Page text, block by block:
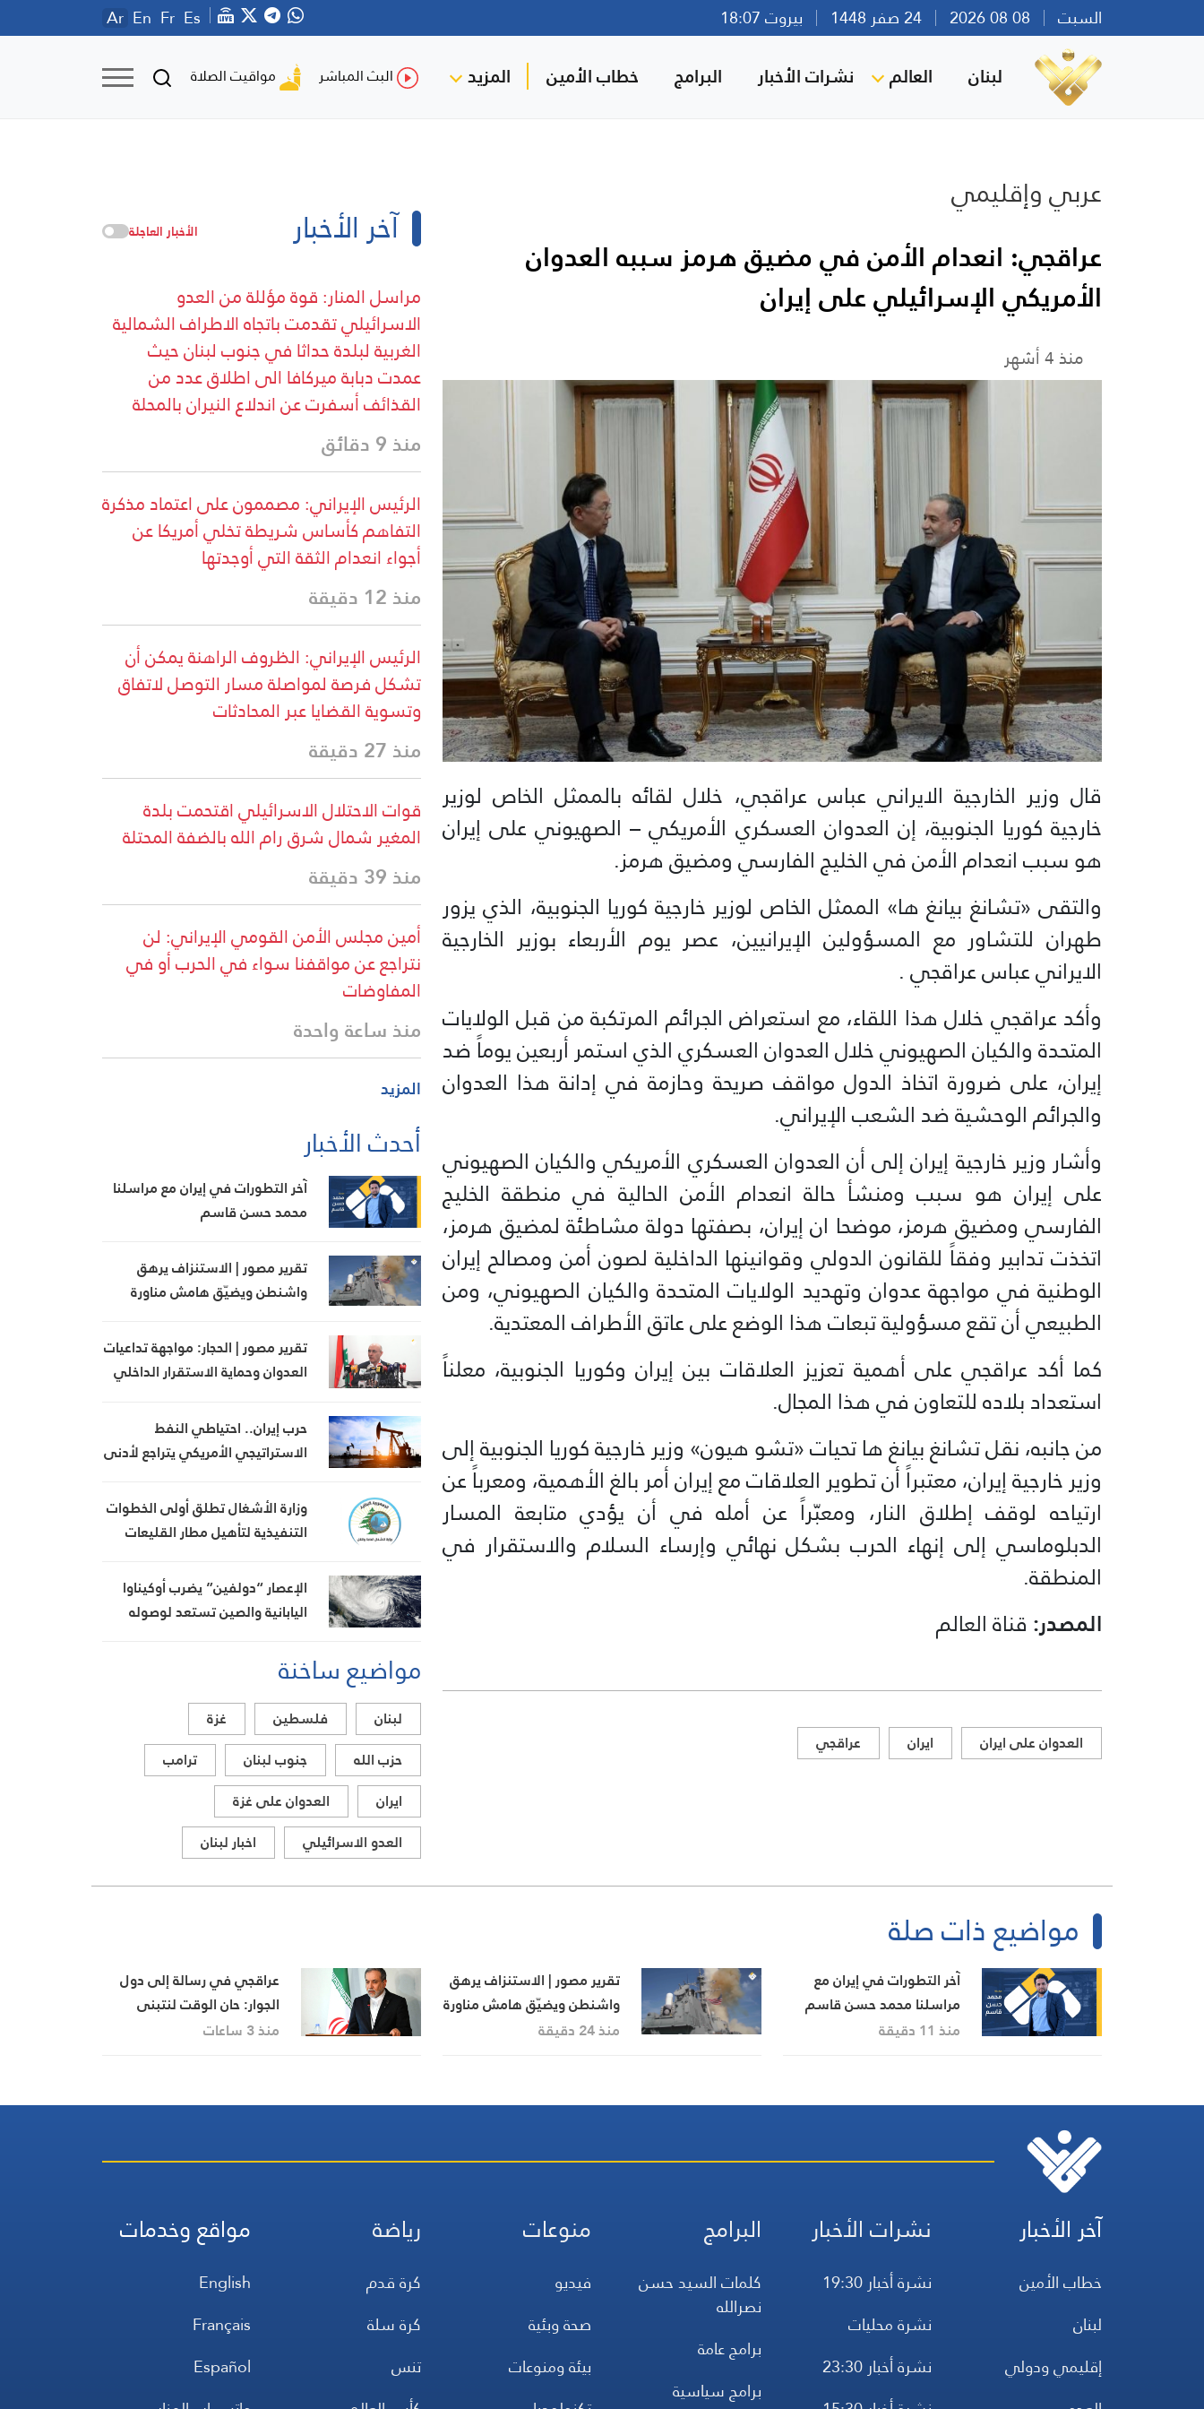
السبت بيروت 18:07 Ar En Fr Es
لبنان العالم نشرات الأخبار البرامج خطاب الأمين المزيد البث المباشر مواقيت الصلاة
عربي وإقليمي
عراقجي: انعدام الأمن في مضيق هرمز سببه العدوان
الأمريكي الإسرائيلي على إيران
منذ 4 أشهر
قال وزير الخارجية الايراني عباس عراقجي، خلال لقائه بالممثل الخاص لوزير
خارجية كوريا الجنوبية، إن العدوان العسكري الأمريكي – الصهيوني على إيران
هو سبب انعدام الأمن في الخليج الفارسي ومضيق هرمز.
والتقى «تشانغ بيانغ ها» الممثل الخاص لوزير خارجية كوريا الجنوبية، الذي يزور
طهران للتشاور مع المسؤولين الإيرانيين، عصر يوم الأربعاء بوزير الخارجية
الايراني عباس عراقجي .
وأكد عراقجي خلال هذا اللقاء، مع استعراض الجرائم المرتكبة من قبل الولايات
المتحدة والكيان الصهيوني خلال العدوان العسكري الذي استمر أربعين يوماً ضد
إيران، على ضرورة اتخاذ الدول مواقف صريحة وحازمة في إدانة هذا العدوان
والجرائم الوحشية ضد الشعب الإيراني.
وأشار وزير خارجية إيران إلى أن العدوان العسكري الأمريكي والكيان الصهيوني
على إيران هو سبب ومنشأ حالة انعدام الأمن الحالية في منطقة الخليج
الفارسي ومضيق هرمز، موضحا ان إيران، بصفتها دولة مشاطئة لمضيق هرمز،
اتخذت تدابير وفقاً للقانون الدولي وقوانينها الداخلية لصون أمن ومصالح إيران
الوطنية في مواجهة عدوان وتهديد الولايات المتحدة والكيان الصهيوني، ومن
الطبيعي أن تقع مسؤولية تبعات هذا الوضع على عاتق الأطراف المعتدية.
كما أكد عراقجي على أهمية تعزيز العلاقات بين إيران وكوريا الجنوبية، معلناً
استعداد بلاده للتعاون في هذا المجال.
من جانبه، نقل تشانغ بيانغ ها تحيات «تشو هيون» وزير خارجية كوريا الجنوبية إلى
وزير خارجية إيران، معتبراً أن تطوير العلاقات مع إيران أمر بالغ الأهمية، ومعرباً عن
ارتياحه لوقف إطلاق النار، ومعبّراً عن أمله في أن يؤدي متابعة المسار
الدبلوماسي إلى إنهاء الحرب بشكل نهائي وإرساء السلام والاستقرار في
المنطقة.
المصدر: قناة العالم
العدوان على ايران ايران عراقجي
آخر الأخبار الأخبار العاجلة
مراسل المنار: قوة مؤللة من العدو
الاسرائيلي تقدمت باتجاه الاطراف الشمالية
الغربية لبلدة حداثا في جنوب لبنان حيث
عمدت دبابة ميركافا الى اطلاق عدد من
القذائف أسفرت عن اندلاع النيران بالمحلة
منذ 9 دقائق
الرئيس الإيراني: مصممون على اعتماد مذكرة
التفاهم كأساس شريطة تخلي أمريكا عن
أجواء انعدام الثقة التي أوجدتها
منذ 12 دقيقة
الرئيس الإيراني: الظروف الراهنة يمكن أن
تشكل فرصة لمواصلة مسار التوصل لاتفاق
وتسوية القضايا عبر المحادثات
منذ 27 دقيقة
قوات الاحتلال الاسرائيلي اقتحمت بلدة
المغير شمال شرق رام الله بالضفة المحتلة
منذ 39 دقيقة
أمين مجلس الأمن القومي الإيراني: لن
نتراجع عن مواقفنا سواء في الحرب أو في
المفاوضات
منذ ساعة واحدة
المزيد
أحدث الأخبار
آخر التطورات في إيران مع مراسلنا
محمد حسن قاسم
تقرير مصور | الاستنزاف يرهق
واشنطن ويضيّق هامش مناورة
تقرير مصور | الحجار: مواجهة تداعيات
العدوان وحماية الاستقرار الداخلي
حرب إيران.. احتياطي النفط
الاستراتيجي الأمريكي يتراجع لأدنى
وزارة الأشغال تطلق أولى الخطوات
التنفيذية لتأهيل مطار القليعات
الإعصار “دولفين” يضرب أوكيناوا
اليابانية والصين تستعد لوصوله
مواضيع ساخنة
لبنان فلسطين
غزة
حزب الله
جنوب لبنان
ترامب
ايران
العدوان على غزة
العدو الاسرائيلي
اخبار لبنان
مواضيع ذات صلة
آخر التطورات في إيران مع
مراسلنا محمد حسن قاسم
منذ 11 دقيقة
تقرير مصور | الاستنزاف يرهق
واشنطن ويضيّق هامش مناورة
ترامب
منذ 24 دقيقة
عراقجي في رسالة إلى دول
الجوار: حان الوقت لنتبنى
الأخوة الحقيقية
منذ 3 ساعات
آخر الأخبار
خطاب الأمين
لبنان
إقليمي ودولي
نشرات الأخبار
نشرة أخبار 19:30
نشرة محليات
نشرة أخبار 23:30
البرامج
كلمات السيد حسن
نصرالله
برامج عامة
برامج سياسية
منوعات
فيديو
صحة وبئية
بيئة ومنوعات
رياضة
كرة قدم
كرة سلة
تنس
مواقع وخدمات
English
Français
Español